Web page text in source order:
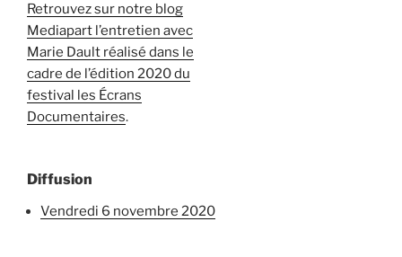
Retrouvez sur notre blog
Mediapart l’entretien avec
Marie Dault réalisé dans le
cadre de l’édition 2020 du
festival les Écrans
Documentaires.
Diffusion
vendredi 6 novembre 2020